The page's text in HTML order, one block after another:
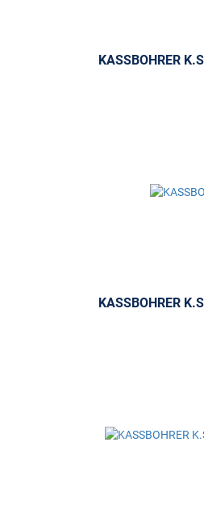
KASSBOHRER
KASSBOHRER